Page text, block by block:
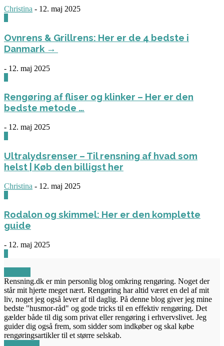
Christina - 12. maj 2025
Ovnrens & Grillrens: Her er de 4 bedste i
Danmark →
- 12. maj 2025
Rengøring af fliser og klinker – Her er den
bedste metode …
- 12. maj 2025
Ultralydsrenser – Til rensning af hvad som
helst | Køb den billigst her
Christina - 12. maj 2025
Rodalon og skimmel: Her er den komplette
guide
- 12. maj 2025
Rensning.dk er min personlig blog omkring rengøring. Noget der
står mit hjerte meget nært. Rengøring har altid været en del af mit
liv, noget jeg også lever af til daglig. På denne blog giver jeg mine
bedste "husmor-råd" og gode tricks til en effektiv rengøring. Det
gælder både til dig som privat eller rengøring i erhvervslivet. Jeg
guider dig også frem, som sidder som indkøber og skal købe
rengøringsartikler til et større selskab.